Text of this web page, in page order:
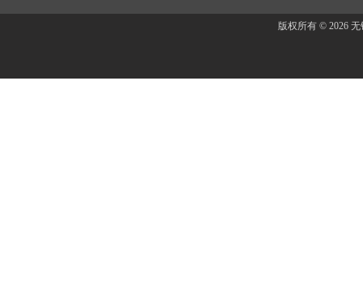
版权所有 © 2026